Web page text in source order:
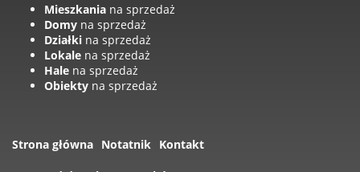
Mieszkania na sprzedaż
Domy na sprzedaż
Działki na sprzedaż
Lokale na sprzedaż
Hale na sprzedaż
Obiekty na sprzedaż
Strona główna Notatnik Kontakt